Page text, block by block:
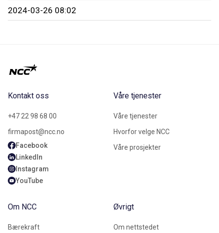
2024-03-26 08:02
Kontakt oss
+47 22 98 68 00
firmapost@ncc.no
Facebook
LinkedIn
Instagram
YouTube
Våre tjenester
Våre tjenester
Hvorfor velge NCC
Våre prosjekter
Om NCC
Bærekraft
Øvrigt
Om nettstedet